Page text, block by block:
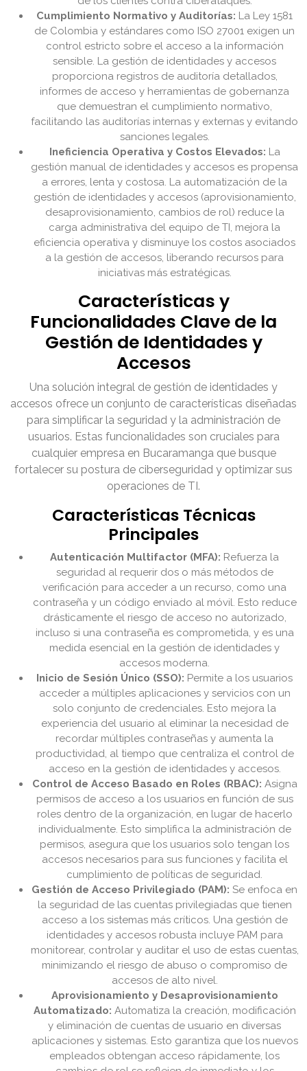
Cumplimiento Normativo y Auditorías: La Ley 1581
de Colombia y estándares como ISO 27001 exigen un
control estricto sobre el acceso a la información
sensible. La gestión de identidades y accesos
proporciona registros de auditoría detallados,
informes de acceso y herramientas de gobernanza
que demuestran el cumplimiento normativo,
facilitando las auditorías internas y externas y evitando
sanciones legales.
Ineficiencia Operativa y Costos Elevados: La
gestión manual de identidades y accesos es propensa
a errores, lenta y costosa. La automatización de la
gestión de identidades y accesos (aprovisionamiento,
desaprovisionamiento, cambios de rol) reduce la
carga administrativa del equipo de TI, mejora la
eficiencia operativa y disminuye los costos asociados
a la gestión de accesos, liberando recursos para
iniciativas más estratégicas.
Características y
Funcionalidades Clave de la
Gestión de Identidades y
Accesos
Una solución integral de gestión de identidades y
accesos ofrece un conjunto de características diseñadas
para simplificar la seguridad y la administración de
usuarios. Estas funcionalidades son cruciales para
cualquier empresa en Bucaramanga que busque
fortalecer su postura de ciberseguridad y optimizar sus
operaciones de TI.
Características Técnicas
Principales
Autenticación Multifactor (MFA): Refuerza la
seguridad al requerir dos o más métodos de
verificación para acceder a un recurso, como una
contraseña y un código enviado al móvil. Esto reduce
drásticamente el riesgo de acceso no autorizado,
incluso si una contraseña es comprometida, y es una
medida esencial en la gestión de identidades y
accesos moderna.
Inicio de Sesión Único (SSO): Permite a los usuarios
acceder a múltiples aplicaciones y servicios con un
solo conjunto de credenciales. Esto mejora la
experiencia del usuario al eliminar la necesidad de
recordar múltiples contraseñas y aumenta la
productividad, al tiempo que centraliza el control de
acceso en la gestión de identidades y accesos.
Control de Acceso Basado en Roles (RBAC): Asigna
permisos de acceso a los usuarios en función de sus
roles dentro de la organización, en lugar de hacerlo
individualmente. Esto simplifica la administración de
permisos, asegura que los usuarios solo tengan los
accesos necesarios para sus funciones y facilita el
cumplimiento de políticas de seguridad.
Gestión de Acceso Privilegiado (PAM): Se enfoca en
la seguridad de las cuentas privilegiadas que tienen
acceso a los sistemas más críticos. Una gestión de
identidades y accesos robusta incluye PAM para
monitorear, controlar y auditar el uso de estas cuentas,
minimizando el riesgo de abuso o compromiso de
accesos de alto nivel.
Aprovisionamiento y Desaprovisionamiento
Automatizado: Automatiza la creación, modificación
y eliminación de cuentas de usuario en diversas
aplicaciones y sistemas. Esto garantiza que los nuevos
empleados obtengan acceso rápidamente, los